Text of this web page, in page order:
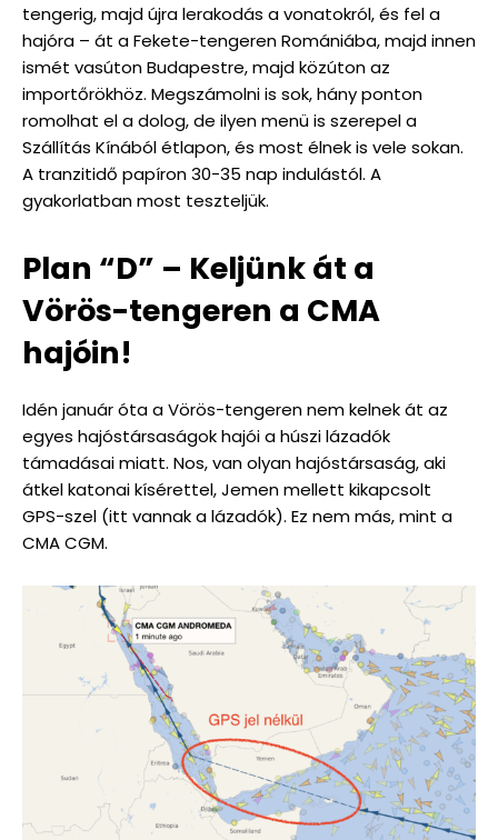
tengerig, majd újra lerakodás a vonatokról, és fel a
hajóra – át a Fekete-tengeren Romániába, majd innen
ismét vasúton Budapestre, majd közúton az
importőrökhöz. Megszámolni is sok, hány ponton
romolhat el a dolog, de ilyen menü is szerepel a
Szállítás Kínából étlapon, és most élnek is vele sokan.
A tranzitidő papíron 30-35 nap indulástól. A
gyakorlatban most teszteljük.
Plan “D” – Keljünk át a
Vörös-tengeren a CMA
hajóin!
Idén január óta a Vörös-tengeren nem kelnek át az
egyes hajóstársaságok hajói a húszi lázadók
támadásai miatt. Nos, van olyan hajóstársaság, aki
átkel katonai kísérettel, Jemen mellett kikapcsolt
GPS-szel (itt vannak a lázadók). Ez nem más, mint a
CMA CGM.